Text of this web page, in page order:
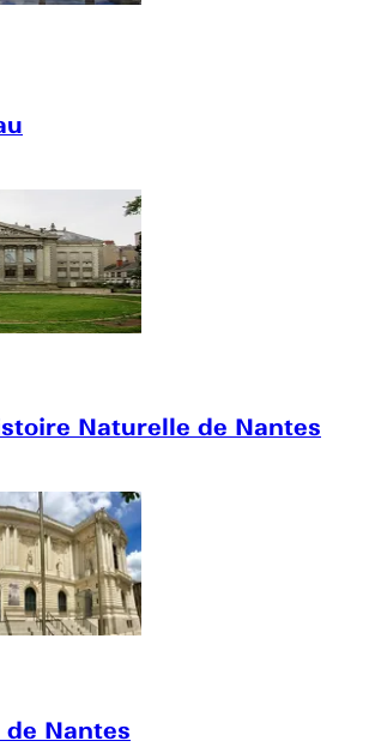
Naturelle de Nantes
Nantes